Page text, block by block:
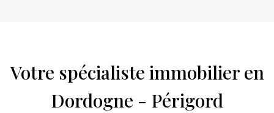
Votre spécialiste immobilier en
Dordogne - Périgord